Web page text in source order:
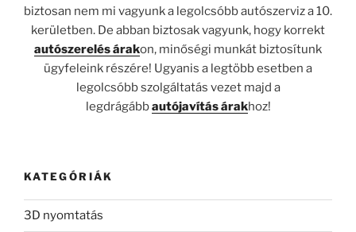
biztosan nem mi vagyunk a legolcsóbb autószerviz a 10.
kerületben. De abban biztosak vagyunk, hogy korrekt
autószerelés árakon, minőségi munkát biztosítunk
ügyfeleink részére! Ugyanis a legtöbb esetben a
legolcsóbb szolgáltatás vezet majd a
legdrágábbautójavítás árakhoz!
KATEGÓRIÁK
3D nyomtatás